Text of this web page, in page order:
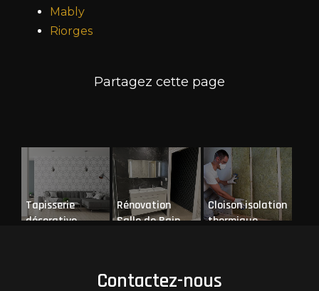
Mably
Riorges
Tapisserie
décorative
Rénovation
Salle de Bain
Cloison isolation
thermique
Contactez-nous